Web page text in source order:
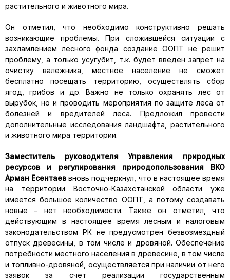
растительного и животного мира.
Он отметил, что необходимо конструктивно решать
возникающие проблемы. При сложившейся ситуации с
захламлением лесного фонда создание ООПТ не решит
проблему, а только усугубит, т.к. будет введен запрет на
очистку валежника, местное население не сможет
бесплатно посещать территорию, осуществлять сбор
ягод, грибов и др. Важно не только охранять лес от
вырубок, но и проводить мероприятия по защите леса от
болезней и вредителей леса. Предложил провести
дополнительные исследования ландшафта, растительного
и животного мира территории.
Заместитель руководителя Управления природных
ресурсов и регулирования природопользования ВКО
Арман Есентаев вновь подчеркнул, что в настоящее время
на территории Восточно-Казахстанской области уже
имеется большое количество ООПТ, а потому создавать
новые – нет необходимости. Также он отметил, что
действующим в настоящее время лесным и налоговым
законодательством РК не предусмотрен безвозмездный
отпуск древесины, в том числе и дровяной. Обеспечение
потребности местного населения в древесине, в том числе
и топливно-дровяной, осуществляется при наличии от него
заявок за счет реализации государственным